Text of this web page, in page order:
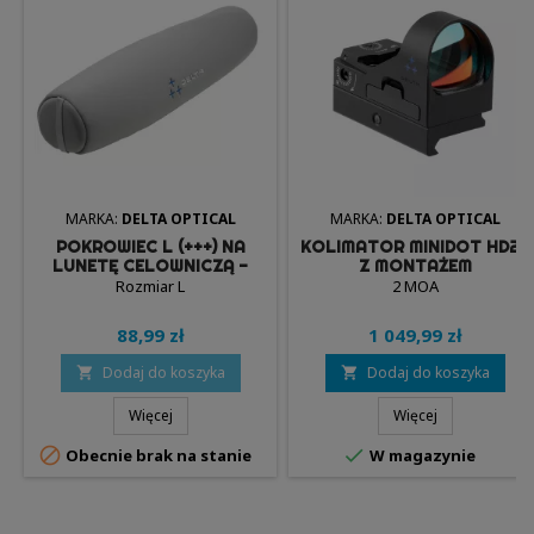
MARKA: DELTA OPTICAL
POKROWIEC L (+++) NA
LUNETĘ CELOWNICZĄ -
DELTA OPTICAL
Rozmiar L
88,99 zł
 Dodaj do koszyka
Więcej
 Obecnie brak na stanie
MARKA: DELTA OPTICAL
KOLIMATOR MINIDOT HD26
Z MONTAŻEM
2 MOA
1 049,99 zł
 Dodaj do koszyka
Więcej
 W magazynie